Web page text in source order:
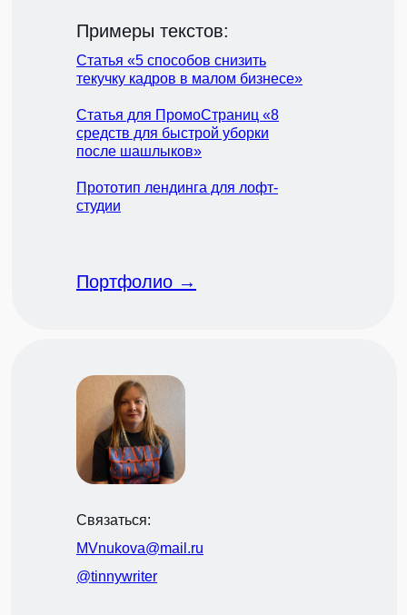
Примеры текстов:
Статья «5 способов снизить
текучку кадров в малом бизнесе»
Статья для ПромоСтраниц «8
средств для быстрой уборки
после шашлыков»
Прототип лендинга для лофт-
студии
Портфолио →
Связаться:
@tinnywriter
MVnukova@mail.ru